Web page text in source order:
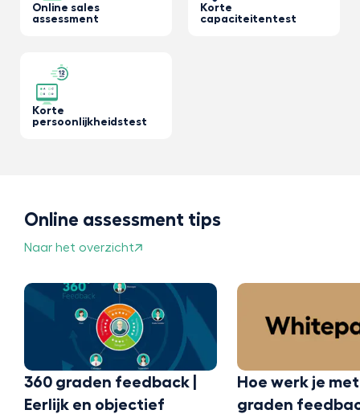
Online sales
assessment
Korte
capaciteitentest
Korte
persoonlijkheidstest
Online assessment tips
Naar het overzicht
360 graden feedback |
Eerlijk en objectief
Hoe werk je
graden